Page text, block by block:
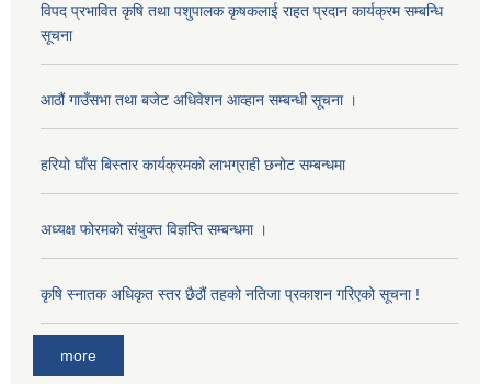
विपद प्रभावित कृषि तथा पशुपालक कृषकलाई राहत प्रदान कार्यक्रम सम्बन्धि
सूचना
आठौं गाउँसभा तथा बजेट अधिवेशन आव्हान सम्बन्धी सूचना ।
हरियो घाँस बिस्तार कार्यक्रमको लाभग्राही छनोट सम्बन्धमा
अध्यक्ष फोरमको संयुक्त विज्ञप्ति सम्बन्धमा ।
कृषि स्नातक अधिकृत स्तर छैठौं तहको नतिजा प्रकाशन गरिएको सूचना !
more